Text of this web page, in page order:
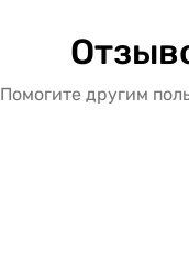
Помогите другим